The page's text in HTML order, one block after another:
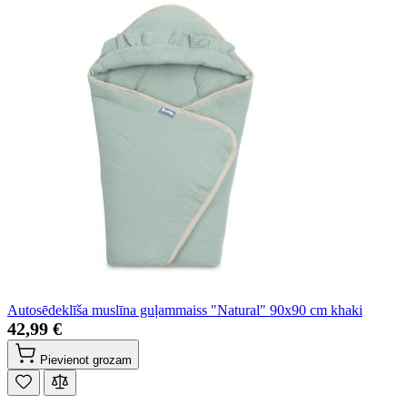
Autosēdeklīša muslīna guļammaiss "Natural" 90x90 cm khaki
42,99 €
Pievienot grozam